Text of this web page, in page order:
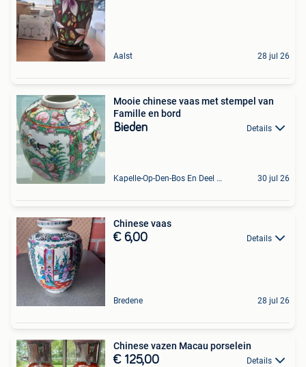
Aalst 28 jul 26
Mooie chinese vaas met stempel van
Famille en bord
Bieden Details
Kapelle-Op-Den-Bos En Deel Van Zemst 30 jul 26
Chinese vaas
€ 6,00 Details
Bredene 28 jul 26
Chinese vazen Macau porselein
€ 125,00 Details